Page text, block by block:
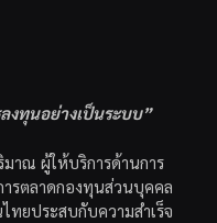
งทุนอย่างเป็นระบบ”
าณ ผู้ให้บริการด้านการ
รตลาดกองทุนส่วนบุคคล
ทยประสบกับความสำเร็จ